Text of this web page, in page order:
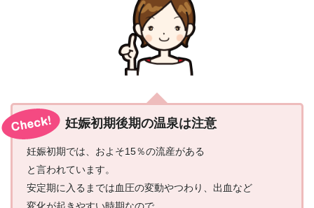
妊娠初期後期の温泉は注意
妊娠初期では、およそ15％の流産がある
と言われています。
安定期に入るまでは血圧の変動やつわり、出血など